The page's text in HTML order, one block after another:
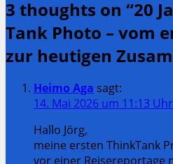
Post:
3 thoughts on “20
Tank Photo – vom
zur heutigen
Heimo Aga sagt:
14. Mai 2026 um 11:13 Uhr
Hallo Jörg,
meine ersten ThinkTank
vor einer Reisereportage